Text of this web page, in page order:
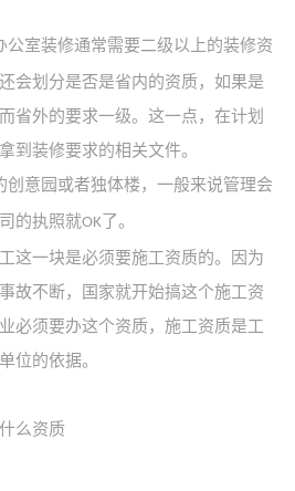
公室装修通常需要二级以上的装修资
会划分是否是省内的资质，如果是
省外的要求一级。这一点，在计划
到装修要求的相关文件。
创意园或者独体楼，一般来说管理会
的执照就OK了。
这一块是必须要施工资质的。因为
故不断，国家就开始搞这个施工资
必须要办这个资质，施工资质是工
位的依据。
么资质